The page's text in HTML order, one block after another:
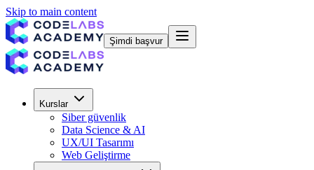
Skip to main content
Şimdi başvur
Kurslar
Siber güvenlik
Data Science & AI
UX/UI Tasarımı
Web Geliştirme